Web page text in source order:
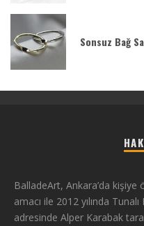
Sonsuz Bağ
BalladeArt, Ankara’da
amacı ile 2012 yılında
adresinde Alper Karabak